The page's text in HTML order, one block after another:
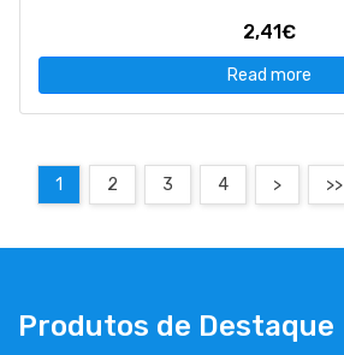
2,41€
Read more
1 2 3 4 > >>
Produtos de Destaque